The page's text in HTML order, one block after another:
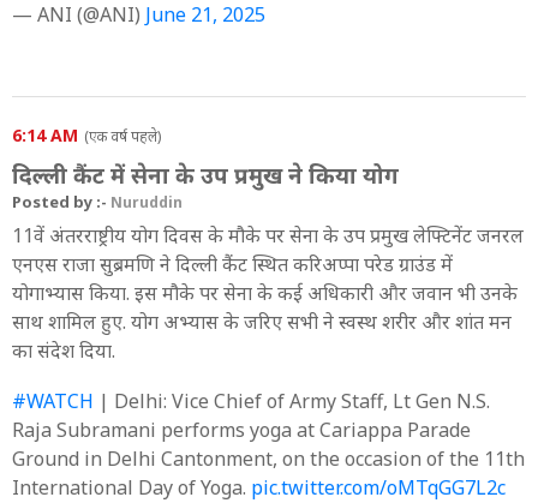
— ANI (@ANI) June 21, 2025
6:14 AM (एक वर्ष पहले)
दिल्ली कैंट में सेना के उप प्रमुख ने किया योग
Posted by :- Nuruddin
11वें अंतरराष्ट्रीय योग दिवस के मौके पर सेना के उप प्रमुख लेफ्टिनेंट जनरल
एनएस राजा सुब्रमणि ने दिल्ली कैंट स्थित करिअप्पा परेड ग्राउंड में
योगाभ्यास किया. इस मौके पर सेना के कई अधिकारी और जवान भी उनके
साथ शामिल हुए. योग अभ्यास के जरिए सभी ने स्वस्थ शरीर और शांत मन
का संदेश दिया.
#WATCH | Delhi: Vice Chief of Army Staff, Lt Gen N.S.
Raja Subramani performs yoga at Cariappa Parade
Ground in Delhi Cantonment, on the occasion of the 11th
International Day of Yoga. pic.twitter.com/oMTqGG7L2c